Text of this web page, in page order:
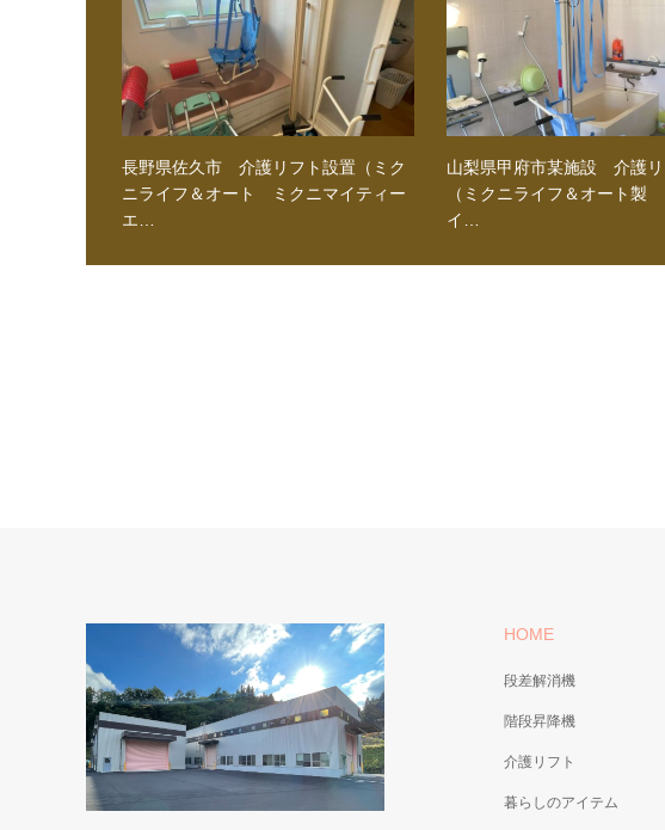
長野県佐久市 介護リフト設置（ミク
ニライフ＆オート ミクニマイティー
エ…
山梨県甲府市某施設 介護
（ミクニライフ＆オート製
イ…
HOME
段差解消機
階段昇降機
介護リフト
暮らしのアイテム